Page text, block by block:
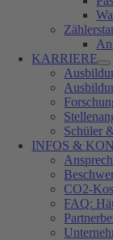
KARRIERE
Schüler
INFOS &
CO2-
FAQ: